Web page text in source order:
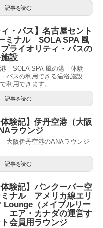
記事を読む
ィ・パス】名古屋セント
ミナル SOLA SPA 風
イオリティ・パスの
設
港 SOLA SPA 風の湯 体験
パスの利用できる温浴施設
利用できます。
記事を読む
体験記】伊丹空港（大阪
ラウンジ
大阪伊丹空港のANAラウンジ
記事を読む
体験記】バンクーバー空
ナル アメリカ線エリ
（メイプルリー
エア・カナダの運営す
会員用ラウンジ